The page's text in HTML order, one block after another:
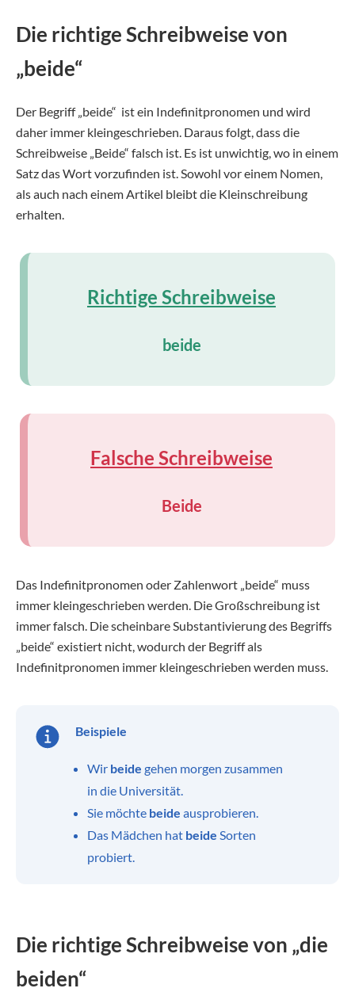
Die richtige Schreibweise von
„beide“
Der Begriff „beide“ ist ein Indefinitpronomen und wird
daher immer kleingeschrieben. Daraus folgt, dass die
Schreibweise „Beide“ falsch ist. Es ist unwichtig, wo in einem
Satz das Wort vorzufinden ist. Sowohl vor einem Nomen,
als auch nach einem Artikel bleibt die Kleinschreibung
erhalten.
Richtige Schreibweise
beide
Falsche Schreibweise
Beide
Das Indefinitpronomen oder Zahlenwort „beide“ muss
immer kleingeschrieben werden. Die Großschreibung ist
immer falsch. Die scheinbare Substantivierung des Begriffs
„beide“ existiert nicht, wodurch der Begriff als
Indefinitpronomen immer kleingeschrieben werden muss.
Beispiele
Wir beide gehen morgen zusammen
in die Universität.
Sie möchte beide ausprobieren.
Das Mädchen hat beide Sorten
probiert.
Die richtige Schreibweise von „die
beiden“